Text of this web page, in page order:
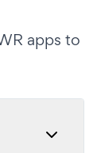
apps to